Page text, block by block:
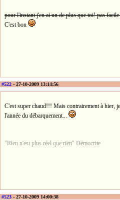
pour l'instant j'en ai un de plus que toi! pas facile
C'est bon
#522 - 27-10-2009 13:14:56
C'est super chaud!!! Mais contrairement à hier,
l'année du débarquement...
"Rien n'est plus réel que rien" Démocrite
#523 - 27-10-2009 14:00:38